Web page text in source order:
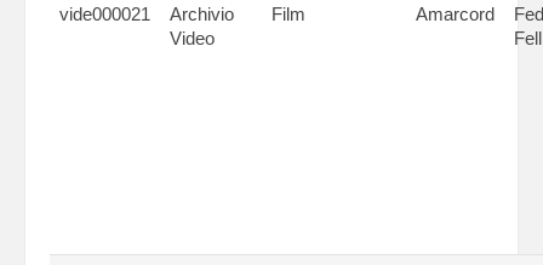
vide000021
Archivio
Video
Film Amarcord